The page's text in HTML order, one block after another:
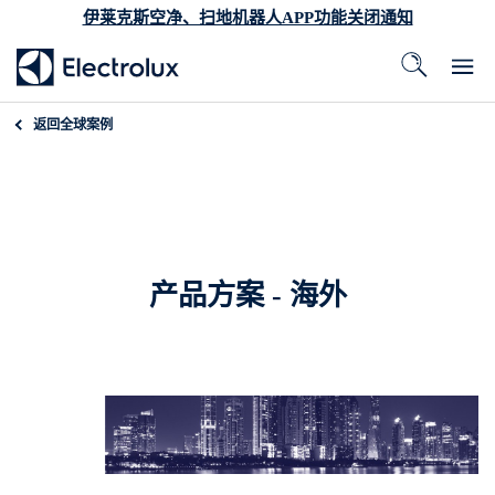
伊莱克斯空净、扫地机器人APP功能关闭通知
返回全球案例
产品方案 - 海外